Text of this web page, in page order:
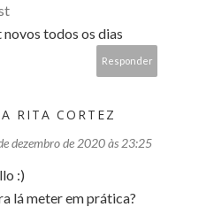
novos todos os dias
Responder
RITA CORTEZ
dezembro de 2020 às 23:25
:)
lá meter em prática?